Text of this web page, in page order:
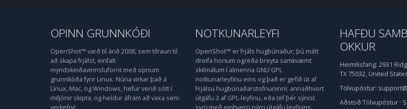
OPINN GRUNNKÓÐI
OpenShot™ varð til árið 2008, sem tilraun til
að skapa frjálst, einfalt
myndskeiðavinnsluforrit með opnum
grunnkóða fyrir Linux. Núna virkar það á
Linux, Mac, og Windows, hefur verið sótt í
miljónir skipta, og heldur áfram að vaxa sem
verkefni!
NOTKUNARLEYFI
OpenShot™ er frjáls hugbúnaður; þú mátt
dreifa honum og/eða breyta samkvæmt
skilmálum í almenna GNU GPL
notkunarleyfinu eins og það er gefið út af
Frjálsu hugbúnaðarstofnuninni; annaðhvort
útgáfu 3 af GPL-leyfinu, eða (ef þér sýnist
svo) með einhverri nýrri útgáfu leyfisins.
HAFÐU
OKKUR
Heimilisfang: 2931
TX 75032, United
Tölvupóstur:
Aðstoð Tölvupóstur ·